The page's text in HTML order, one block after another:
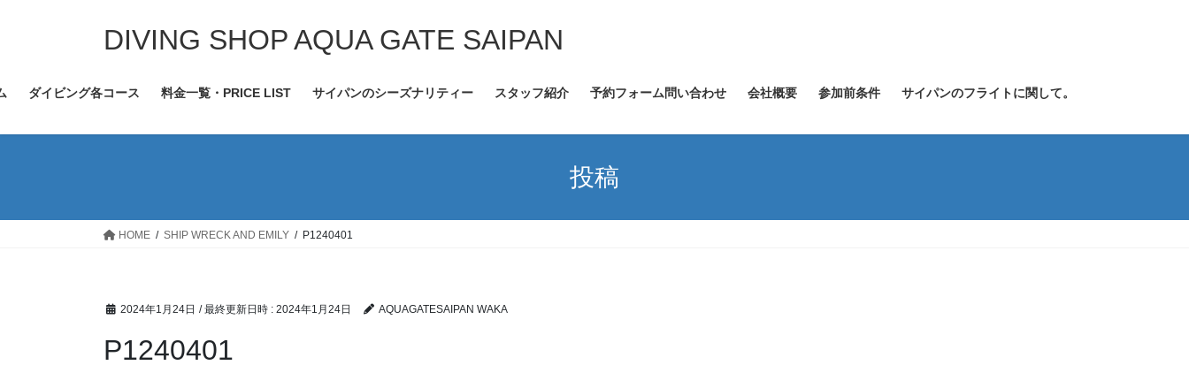
ツ
ス
シ
ン
DIVING SHOP AQUA GATE SAIPAN
ダイビング各コース 料金一覧・PRICE LIST サイパンのシーズナリティー スタッフ紹介 予約フォーム問い合わせ 会社概要 参加前条件 サイパンのフライトに関して。
投稿
HOME SHIP WRECK AND EMILY P1240401
2024年1月24日 / 最終更新日時 : 2024年1月24日 AQUAGATESAIPAN WAKA
P1240401